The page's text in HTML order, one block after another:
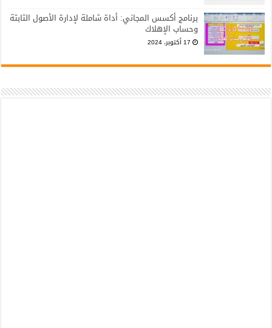
برنامج أكسس المجاني: أداة شاملة لإدارة الأصول الثابتة
وحساب الإهلاك
17 أكتوبر، 2024